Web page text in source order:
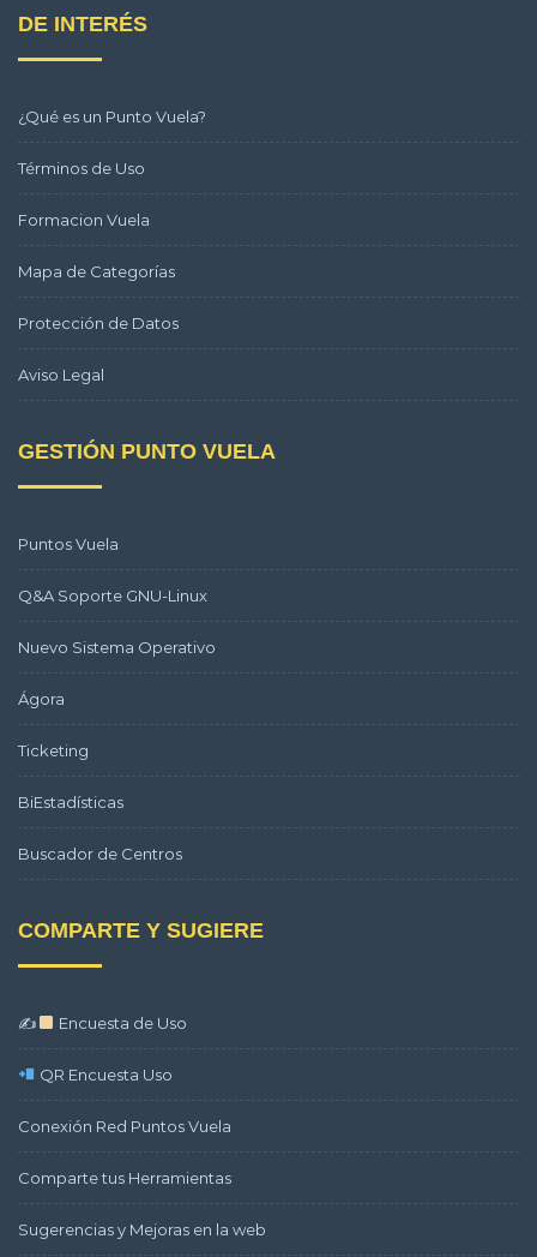
DE INTERÉS
¿Qué es un Punto Vuela?
Términos de Uso
Formacion Vuela
Mapa de Categorías
Protección de Datos
Aviso Legal
GESTIÓN PUNTO VUELA
Puntos Vuela
Q&A Soporte GNU-Linux
Nuevo Sistema Operativo
Ágora
Ticketing
BiEstadísticas
Buscador de Centros
COMPARTE Y SUGIERE
✍ Encuesta de Uso
QR Encuesta Uso
Conexión Red Puntos Vuela
Comparte tus Herramientas
Sugerencias y Mejoras en la web